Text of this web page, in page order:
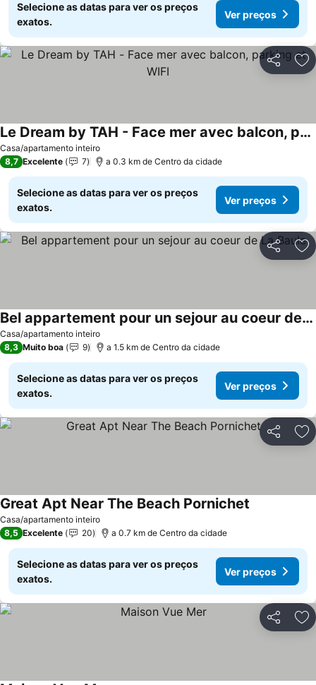
Selecione as datas para ver os preços
exatos.
Ver preços
Partilhar
Casa/apartamento inteiro
Le Dream by TAH - Face mer avec balcon, parking et WIFI
Ver preços
8,7 Excelente 7 a 0.3 km de Centro da cidade
Selecione as datas para ver os preços
exatos.
Ver preços
Partilhar
Casa/apartamento inteiro
Bel appartement pour un sejour au coeur de La Baule
Ver preços
8,3 Muito boa 9 a 1.5 km de Centro da cidade
Selecione as datas para ver os preços
exatos.
Ver preços
Partilhar
Casa/apartamento inteiro
Great Apt Near The Beach Pornichet
8,5 Excelente 20 a 0.7 km de Centro da cidade
Selecione as datas para ver os preços
exatos.
Ver preços
Partilhar